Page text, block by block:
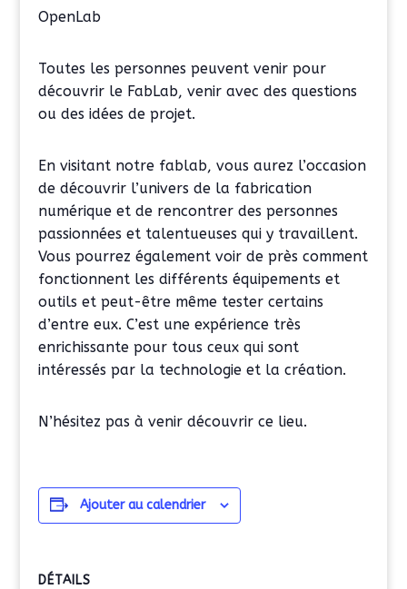
OpenLab
Toutes les personnes peuvent venir pour
découvrir le FabLab, venir avec des questions
ou des idées de projet.
En visitant notre fablab, vous aurez l’occasion
de découvrir l’univers de la fabrication
numérique et de rencontrer des personnes
passionnées et talentueuses qui y travaillent.
Vous pourrez également voir de près comment
fonctionnent les différents équipements et
outils et peut-être même tester certains
d’entre eux. C’est une expérience très
enrichissante pour tous ceux qui sont
intéressés par la technologie et la création.
N’hésitez pas à venir découvrir ce lieu.
Ajouter au calendrier
DÉTAILS